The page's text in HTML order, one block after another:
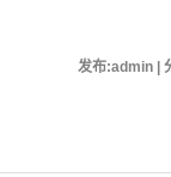
发布:admin |